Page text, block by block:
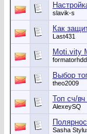
slavik-s
Как
Last431
Moti.vity
formatorhdd
Выбор
theo2009
Топ сч/
AlexeySQ
Sasha